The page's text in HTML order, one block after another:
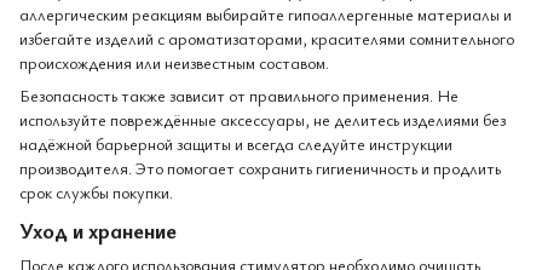
аллергическим реакциям выбирайте гипоаллергенные материалы и
избегайте изделий с ароматизаторами, красителями сомнительного
происхождения или неизвестным составом.
Безопасность также зависит от правильного применения. Не
используйте повреждённые аксессуары, не делитесь изделиями без
надёжной барьерной защиты и всегда следуйте инструкции
производителя. Это помогает сохранить гигиеничность и продлить
срок службы покупки.
Уход и хранение
После каждого использования стимулятор необходимо очищать